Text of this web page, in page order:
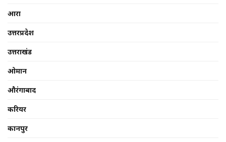
आरा
उत्तरप्रदेश
उत्तराखंड
ओमान
औरंगाबाद
करियर
कानपुर